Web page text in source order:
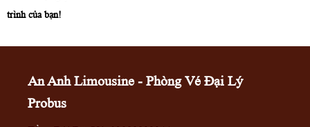
trình của bạn!
An Anh Limousine - Phòng Vé Đại Lý
Probus